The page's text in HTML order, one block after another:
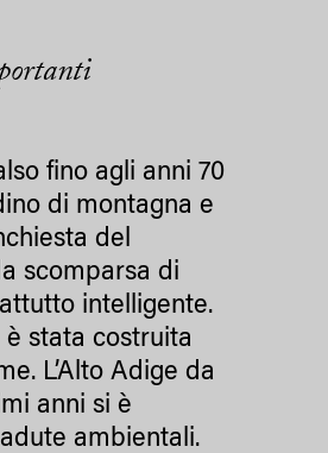
fino agli anni 70
di montagna e
del
scomparsa di
intelligente.
stata costruita
L’Alto Adige da
anni si è
ambientali.